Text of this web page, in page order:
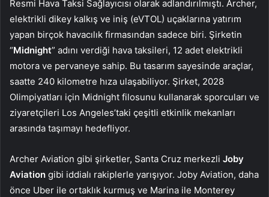
Resmi Hava Taksi Sağlayıcısı olarak adlandırılmıştı. Archer,
elektrikli dikey kalkış ve iniş (eVTOL) uçaklarına yatırım
yapan birçok havacılık firmasından sadece biri. Şirketin
“Midnight” adını verdiği hava taksileri, 12 adet elektrikli
motora ve pervaneye sahip. Bu tasarım sayesinde araçlar,
saatte 240 kilometre hıza ulaşabiliyor. Şirket, 2028
Olimpiyatları için Midnight filosunu kullanarak sporcuları ve
ziyaretçileri Los Angeles’taki çeşitli etkinlik mekanları
arasında taşımayı hedefliyor.
Archer Aviation gibi şirketler, Santa Cruz merkezli Joby
Aviation gibi iddialı rakiplerle yarışıyor. Joby Aviation, daha
önce Uber ile ortaklık kurmuş ve Marina ile Monterey